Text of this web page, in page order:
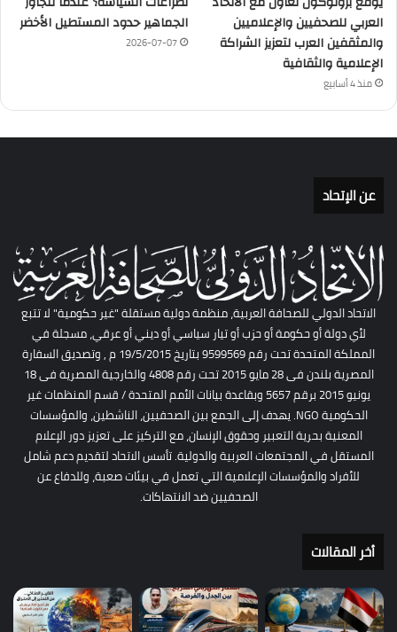
العربي للصحفيين والإعلاميين
والمثقفين العرب لتعزيز الشراكة
الإعلامية والثقافية
منذ 4 أسابيع
الجماهير حدود المستطيل الأخضر
2026-07-07
عن الإتحاد
الاتحاد الدولي للصحافة العربية، منظمة دولية مستقلة "غير حكومية" لا تتبع
لأي دولة أو حكومة أو حزب أو تيار سياسي أو ديني أو عرقي، مسجلة في
المملكة المتحدة تحت رقم 9599569 بتاريخ 19/5/2015 م , وتصديق السفارة
المصرية بلندن فى 28 مايو 2015 تحت رقم 4808 والخارجية المصرية فى 18
يونيو 2015 برقم 5657 وبقاعدة بيانات الأمم المتحدة / قسم المنظمات غير
الحكومية NGO. يهدف إلى الجمع بين الصحفيين، الناشطين، والمؤسسات
المعنية بحرية التعبير وحقوق الإنسان، مع التركيز على تعزيز دور الإعلام
المستقل في المجتمعات العربية والدولية. تأسس الاتحاد لتقديم دعم شامل
للأفراد والمؤسسات الإعلامية التي تعمل في بيئات صعبة، وللدفاع عن
الصحفيين ضد الانتهاكات.
أخر المقالات